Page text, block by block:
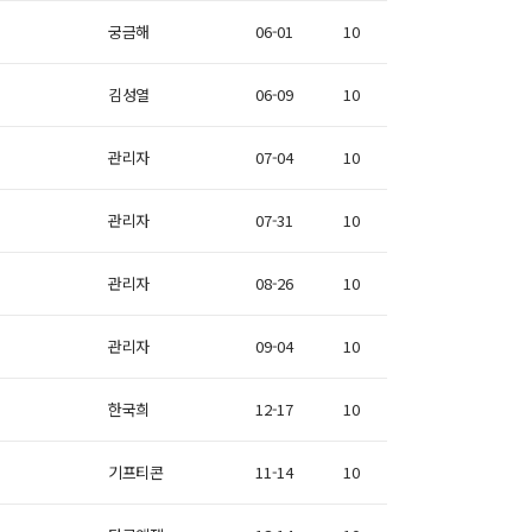
궁금해 06-01 10
김성열 06-09 10
관리자 07-04 10
관리자 07-31 10
관리자 08-26 10
관리자 09-04 10
한국희 12-17 10
기프티콘 11-14 10